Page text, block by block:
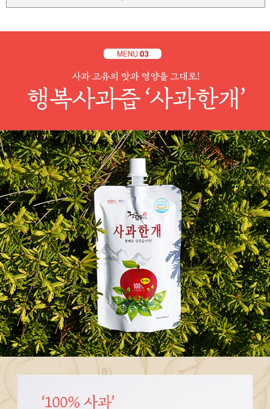
페이코 ID로
PAYCO 바로